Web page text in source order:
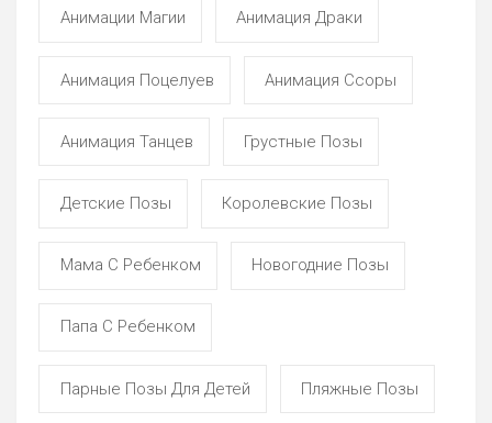
Анимации Магии Анимация Драки
Анимация Поцелуев Анимация Ссоры
Анимация Танцев Грустные Позы
Детские Позы Королевские Позы
Мама С Ребенком Новогодние Позы
Папа С Ребенком
Парные Позы Для Детей Пляжные Позы